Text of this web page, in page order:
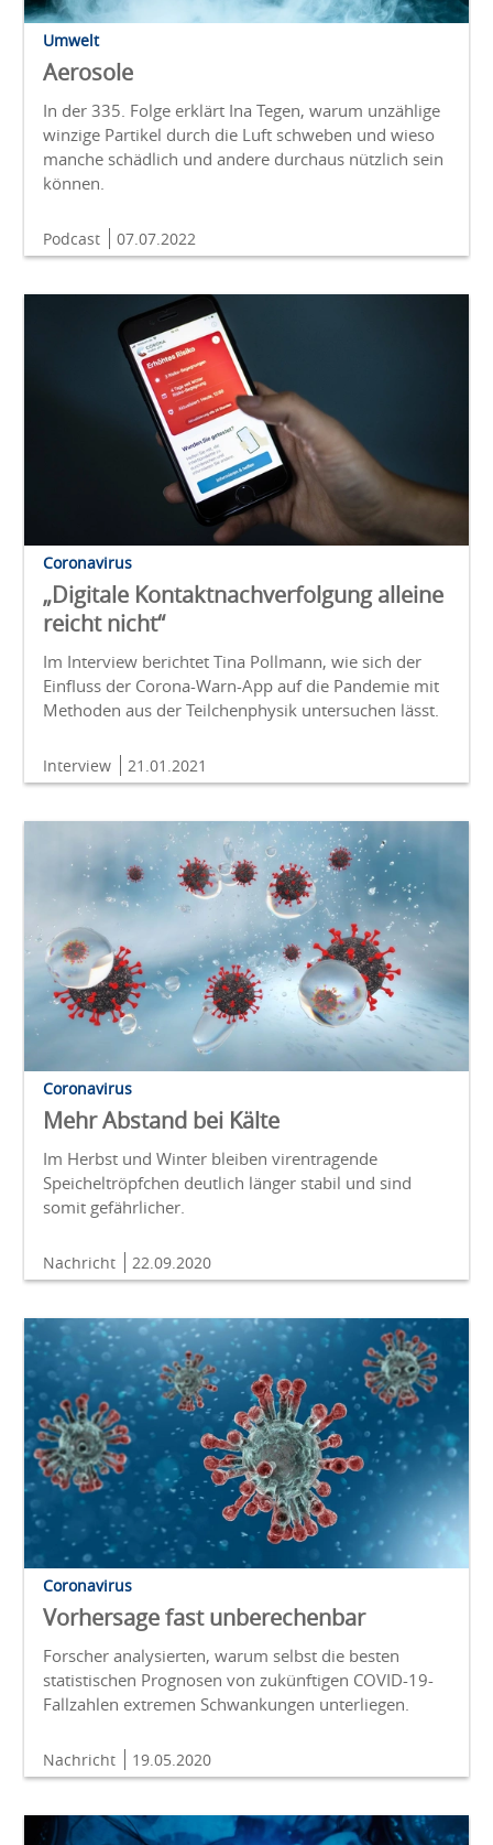
Umwelt
Aerosole
In der 335. Folge erklärt Ina Tegen, warum unzählige
winzige Partikel durch die Luft schweben und wieso
manche schädlich und andere durchaus nützlich sein
können.
Podcast 07.07.2022
Coronavirus
„Digitale Kontaktnachverfolgung alleine
reicht nicht“
Im Interview berichtet Tina Pollmann, wie sich der
Einfluss der Corona-Warn-App auf die Pandemie mit
Methoden aus der Teilchenphysik untersuchen lässt.
Interview 21.01.2021
Coronavirus
Mehr Abstand bei Kälte
Im Herbst und Winter bleiben virentragende
Speicheltröpfchen deutlich länger stabil und sind
somit gefährlicher.
Nachricht 22.09.2020
Coronavirus
Vorhersage fast unberechenbar
Forscher analysierten, warum selbst die besten
statistischen Prognosen von zukünftigen COVID-19-
Fallzahlen extremen Schwankungen unterliegen.
Nachricht 19.05.2020